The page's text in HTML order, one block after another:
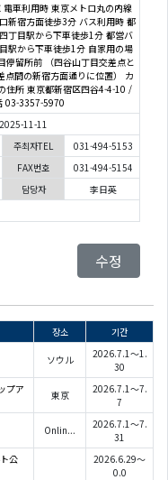
車利用時 東京メトロ丸の内線
新宿方面徒歩3分 バス利用時 都
丁目駅から下車徒歩1分 都営バ
駅から下車徒歩1分 自家用の場
停留所前 （四谷山丁目交差点と
点間の新宿方面通りに位置） カ
住所 東京都新宿区四谷4-4-10 /
03-3357-5970
11-11
주최자TEL
031-494-5153
FAX번호
031-494-5154
담당자
李日英
수정
장소 기간
ソウル
2026.7.1～1.
30
プア
東京
2026.7.1～7.
7
Onlin...
2026.7.1～7.
31
公
2026.6.29～
0.0